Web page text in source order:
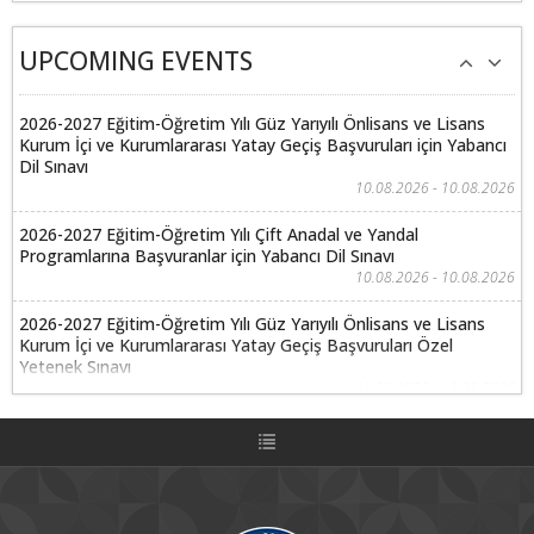
UPCOMING EVENTS
2026-2027 Eğitim-Öğretim Yılı Güz Yarıyılı Önlisans ve Lisans
Kurum İçi ve Kurumlararası Yatay Geçiş Başvuruları için Yabancı
Dil Sınavı
10.08.2026 - 10.08.2026
2026-2027 Eğitim-Öğretim Yılı Çift Anadal ve Yandal
Programlarına Başvuranlar için Yabancı Dil Sınavı
10.08.2026 - 10.08.2026
2026-2027 Eğitim-Öğretim Yılı Güz Yarıyılı Önlisans ve Lisans
Kurum İçi ve Kurumlararası Yatay Geçiş Başvuruları Özel
Yetenek Sınavı
2026-2027 Eğitim-Öğretim Yılı Çift Anadal ve Yandal
Programlarına Başvuranlar için Özel Yetenek Sınavları
2026-2027 Eğitim-Öğretim Yılı Güz Yarıyılı Önlisans ve Lisans